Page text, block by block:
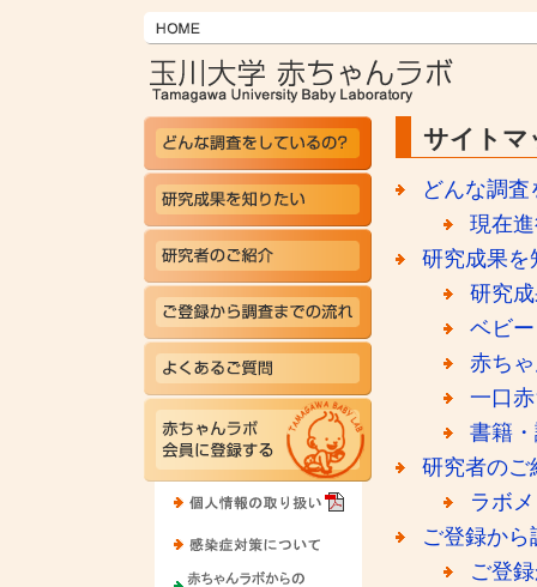
サイトマ
どんな調
現在
研究成果を
研究
ベビ
赤ち
一口
書籍
研究者のご
ラボ
ご登録か
ご登